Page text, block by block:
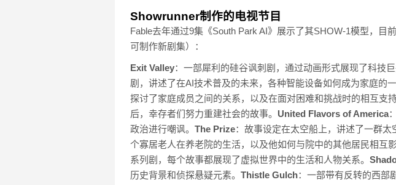
Showrunner制作的电视节目
Fable去年通过9集《South Park AI》展示了其SHOW-1模型，目
可制作新剧集）：
Exit Valley：一部犀利的硅谷讽刺剧，通过动画形式展现了科技
剧，讲述了在AI技术普及的未来，各种智能设备如何成为家庭的
探讨了家庭成员之间的关系，以及在面对困难和挑战时的相互支持
后，幸存者们努力重建社会的故事。 United Flavors of America
政治进行嘲讽。 The Prize：故事设定在太空船上，讲述了一群太
个寡居老人在养老院的生活，以及他如何与院中的其他居民相互影
系列剧，每个故事都展现了虚拟世界中的生活和人物关系。
历史背景和侦探悬疑元素。 Thistle Gulch：一部带有反转的西部